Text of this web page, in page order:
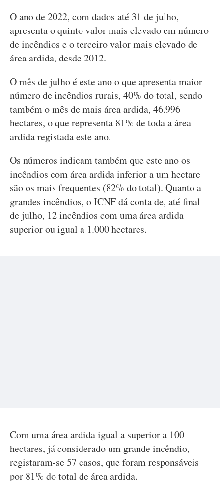
O ano de 2022, com dados até 31 de julho,
apresenta o quinto valor mais elevado em número
de incêndios e o terceiro valor mais elevado de
área ardida, desde 2012.
O mês de julho é este ano o que apresenta maior
número de incêndios rurais, 40% do total, sendo
também o mês de mais área ardida, 46.996
hectares, o que representa 81% de toda a área
ardida registada este ano.
Os números indicam também que este ano os
incêndios com área ardida inferior a um hectare
são os mais frequentes (82% do total). Quanto a
grandes incêndios, o ICNF dá conta de, até final
de julho, 12 incêndios com uma área ardida
superior ou igual a 1.000 hectares.
Com uma área ardida igual a superior a 100
hectares, já considerado um grande incêndio,
registaram-se 57 casos, que foram responsáveis
por 81% do total de área ardida.